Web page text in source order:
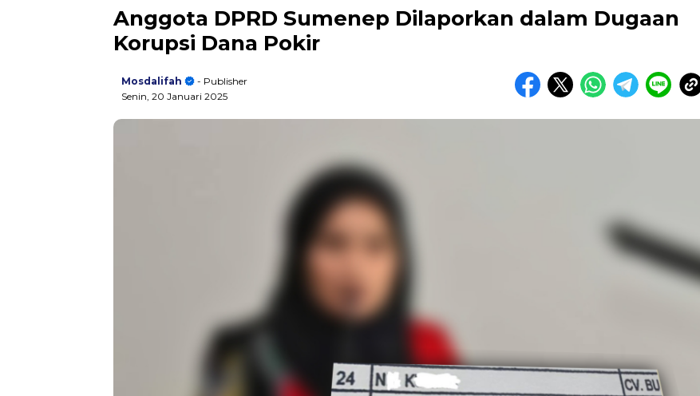
Anggota DPRD Sumenep Dilaporkan dalam Dugaan
Korupsi Dana Pokir
Mosdalifah
- Publisher
Senin, 20 Januari 2025